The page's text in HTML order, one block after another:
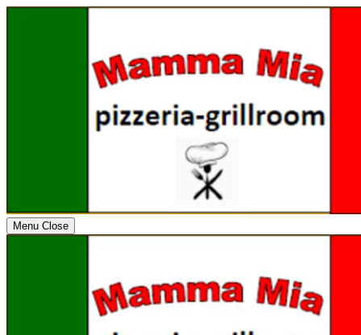
Menu Close